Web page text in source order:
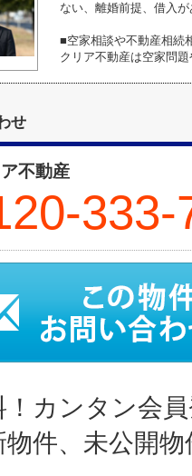
ない、離婚前提、借入
■空家相談や不動産相続
クリア不動産は空家問
せ
不動産
333-
！カンタン会
物件、未公開